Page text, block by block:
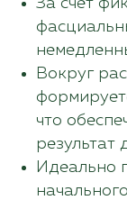
Вокруг
что
результат
Идеально